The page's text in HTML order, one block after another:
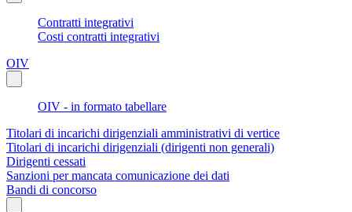
Contratti integrativi
Costi contratti integrativi
OIV
OIV - in formato tabellare
Titolari di incarichi dirigenziali amministrativi di vertice
Titolari di incarichi dirigenziali (dirigenti non generali)
Dirigenti cessati
Sanzioni per mancata comunicazione dei dati
Bandi di concorso